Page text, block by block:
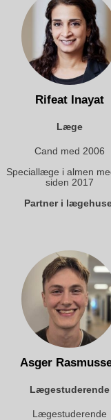
Rifeat Inayat
Læge
Cand med 2006
Speciallæge i almen
siden 2017
Partner i
Asger
Lægestuderende
Lægestuderende